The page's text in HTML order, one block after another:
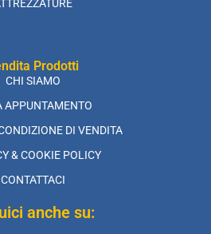
Prodotti
CHI SIAMO
APPUNTAMENTO
DI VENDITA
& COOKIE POLICY
CONTATTACI
anche su: